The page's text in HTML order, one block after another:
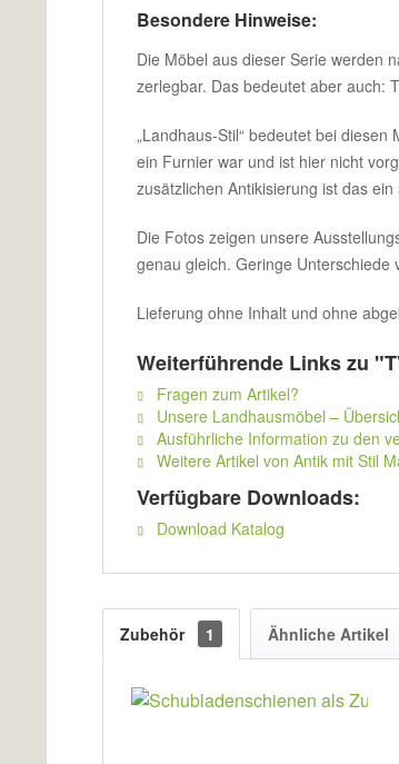
Besondere Hinweise:
Die Möbel aus dieser Serie werden
zerlegbar. Das bedeutet aber auch:
„Landhaus-Stil“ bedeutet bei
ein Furnier war und ist hier nicht
zusätzlichen Antikisierung ist das
Die Fotos zeigen unsere
genau gleich. Geringe
Lieferung ohne Inhalt und ohne
Weiterführende Links zu
Fragen zum Artikel?
Unsere Landhausmöbel –
Ausführliche Information zu den
Weitere Artikel von Antik mit Stil
Verfügbare Downloads:
Download Katalog
Zubehör 1 Ähnliche Artikel